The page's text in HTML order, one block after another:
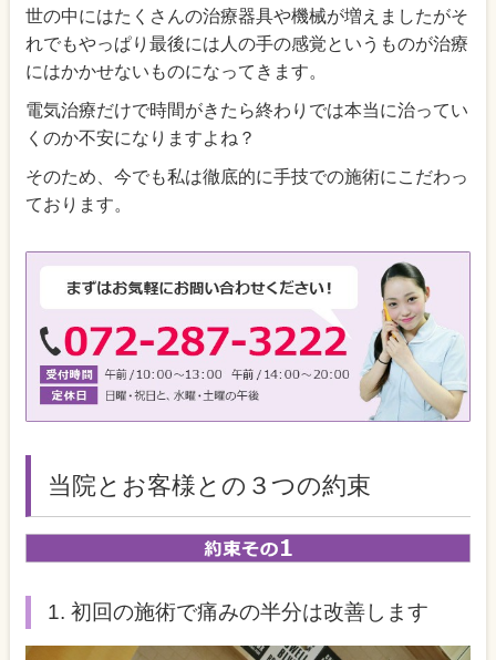
世の中にはたくさんの治療器具や機械が増えましたがそ
れでもやっぱり最後には人の手の感覚というものが治療
にはかかせないものになってきます。
電気治療だけで時間がきたら終わりでは本当に治ってい
くのか不安になりますよね？
そのため、今でも私は徹底的に手技での施術にこだわっ
ております。
当院とお客様との３つの約束
1. 初回の施術で痛みの半分は改善します